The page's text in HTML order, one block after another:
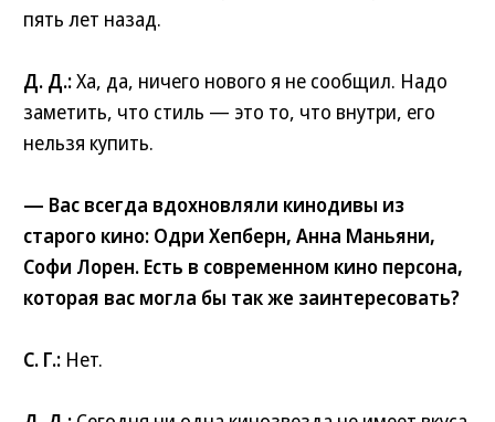
пять лет назад.
Д. Д.:Ха, да, ничего нового я не сообщил. Надо
заметить, что стиль — это то, что внутри, его
нельзя купить.
— Вас всегда вдохновляли кинодивы из
старого кино: Одри Хепберн, Анна Маньяни,
Софи Лорен. Есть в современном кино персона,
которая вас могла бы так же заинтересовать?
С. Г.: Нет.